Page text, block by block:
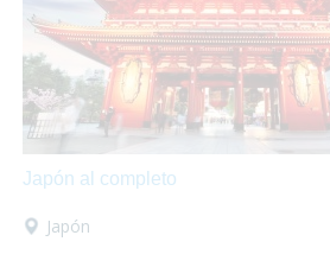
disfrutar!
Japón al completo
Japón